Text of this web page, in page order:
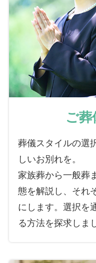
ご
葬儀スタイルの選
しいお別れを。
家族葬から一般葬
態を解説し、それ
にします。選択を
る方法を探求しま